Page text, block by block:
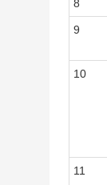
8
9
10
11